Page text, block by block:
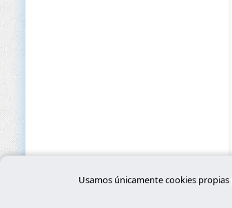
Usamos únicamente cookies